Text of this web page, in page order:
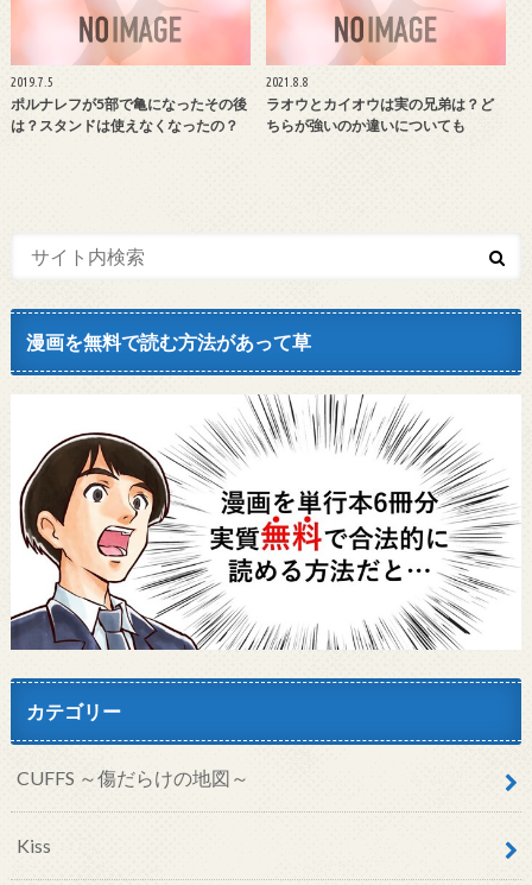
2019.7.5
ポルナレフが5部で亀になったその後
は？スタンドは使えなくなったの？
2021.8.8
ラオウとカイオウは実の兄弟は？ど
ちらが強いのか違いについても
漫画を無料で読む方法があって草
カテゴリー
CUFFS ～傷だらけの地図～
Kiss